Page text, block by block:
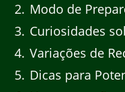
2 Modo de
3 Curiosidades
4 Variações de
5 Dicas para